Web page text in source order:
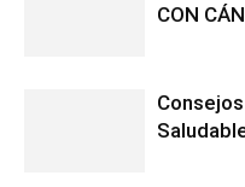
CON